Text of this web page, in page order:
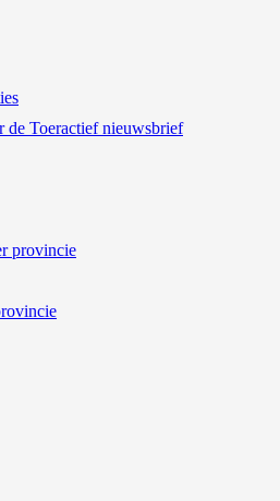
de Toeractief nieuwsbrief
provincie